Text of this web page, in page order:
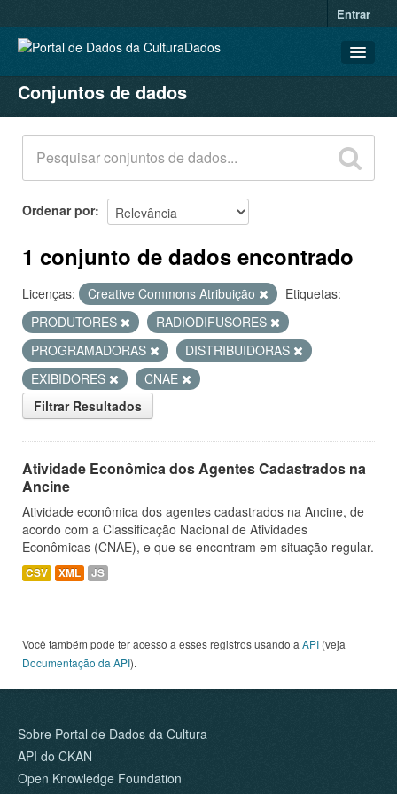
Entrar
CONJUNTOS DE DADOS
ORGANIZAÇÕES
GRUPOS
SOBRE
Conjuntos de dados
Ordenar por
1 conjunto de dados encontrado
Licenças: Creative Commons Atribuição
Etiquetas:
PRODUTORES
RADIODIFUSORES
PROGRAMADORAS
DISTRIBUIDORAS
EXIBIDORES
CNAE
Filtrar Resultados
Atividade Econômica dos Agentes Cadastrados na
Ancine
Atividade econômica dos agentes cadastrados na Ancine, de
acordo com a Classificação Nacional de Atividades
Econômicas (CNAE), e que se encontram em situação regular.
CSV XML JS
Você também pode ter acesso a esses registros usando a API (veja
Documentação da API).
Sobre Portal de Dados da Cultura
API do CKAN
Open Knowledge Foundation